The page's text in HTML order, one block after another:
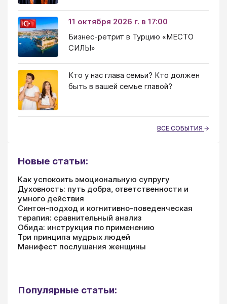
11 октября 2026 г. в 17:00
Бизнес-ретрит в Турцию «МЕСТО
СИЛЫ»
Кто у нас глава семьи? Кто должен
быть в вашей семье главой?
ВСЕ СОБЫТИЯ
Новые статьи:
Как успокоить эмоциональную супругу
Духовность: путь добра, ответственности и
умного действия
Синтон-подход и когнитивно-поведенческая
терапия: сравнительный анализ
Обида: инструкция по применению
Три принципа мудрых людей
Манифест послушания женщины
Популярные статьи: